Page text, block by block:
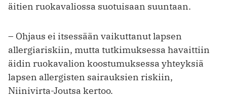
äitien ruokavaliossa suotuisaan suuntaan.
– Ohjaus ei itsessään vaikuttanut lapsen
allergiariskiin, mutta tutkimuksessa havaittiin
äidin ruokavalion koostumuksessa yhteyksiä
lapsen allergisten sairauksien riskiin,
Niinivirta-Joutsa kertoo.